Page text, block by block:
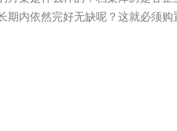
期内依然完好无缺呢？这就必须